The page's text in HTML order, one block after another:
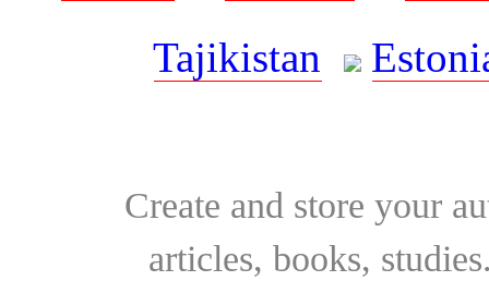
Tajikistan
Create and store your
articles, books,